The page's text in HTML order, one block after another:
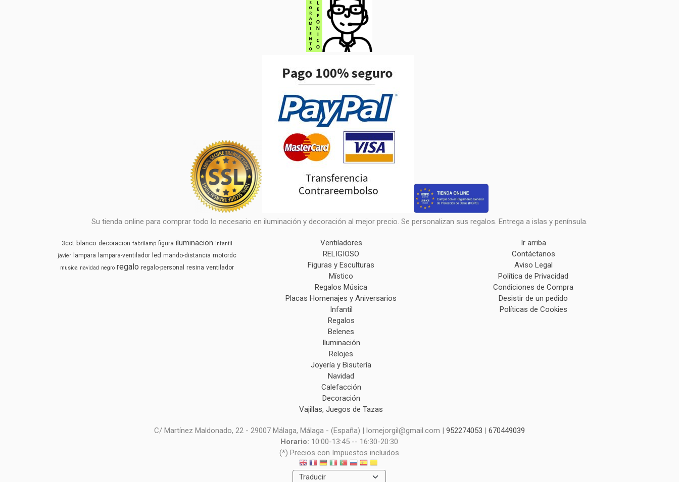
Su tienda online para comprar todo lo necesario en iluminación y decoración al mejor precio. Se personalizan sus regalos. Entrega a islas y península.
3cct blanco decoracion fabrilamp figura iluminacion infantil
javier
lampara lampara-ventilador led mando-distancia motordc
musica navidad negro regalo regalo-personal resina ventilador
Ventiladores
RELIGIOSO
Figuras y Esculturas
Místico
Regalos Música
Placas Homenajes y Aniversarios
Infantil
Regalos
Belenes
Iluminación
Relojes
Joyería y Bisutería
Navidad
Calefacción
Decoración
Vajillas, Juegos de Tazas
Ir arriba
Contáctanos
Aviso Legal
Política de Privacidad
Condiciones de Compra
Desistir de un pedido
Políticas de Cookies
C/ Martínez Maldonado, 22 - 29007 Málaga, Málaga - (España) | lomejorgil@gmail.com | 952274053 | 670449039
Horario: 10:00-13:45 -- 16:30-20:30
(*) Precios con Impuestos incluidos